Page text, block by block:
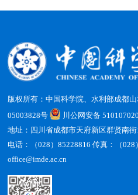
版权所有：中国科学院、水利部成都
05003828号
川公网安备
地址：四川省成都市天府新区群贤南
电话：（028）85228816 传真：（028
office@imde.ac.cn